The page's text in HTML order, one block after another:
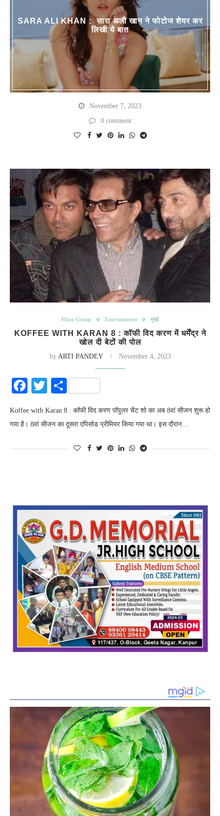
SARA ALI KHAN : सारा अली खान ने फोटोज शेयर कर
लिखी ये बात
November 7, 2023
0 comment
Filmy Gossip Entertainment मुंबई
KOFFEE WITH KARAN 8 : कॉफी विद करण में धर्मेंद्र ने
खोल दी बेटों की पोल
by ARTI PANDEY November 4, 2023
Facebook
Twitter
Share
Koffee with Karan 8 : कॉफी विद करण पॉपुलर चैट शो का अब 8वां सीजन शुरू हो
गया है। 8वां सीजन का दूसरा एपिसोड प्रीमियर किया गया था। इस दौरान…